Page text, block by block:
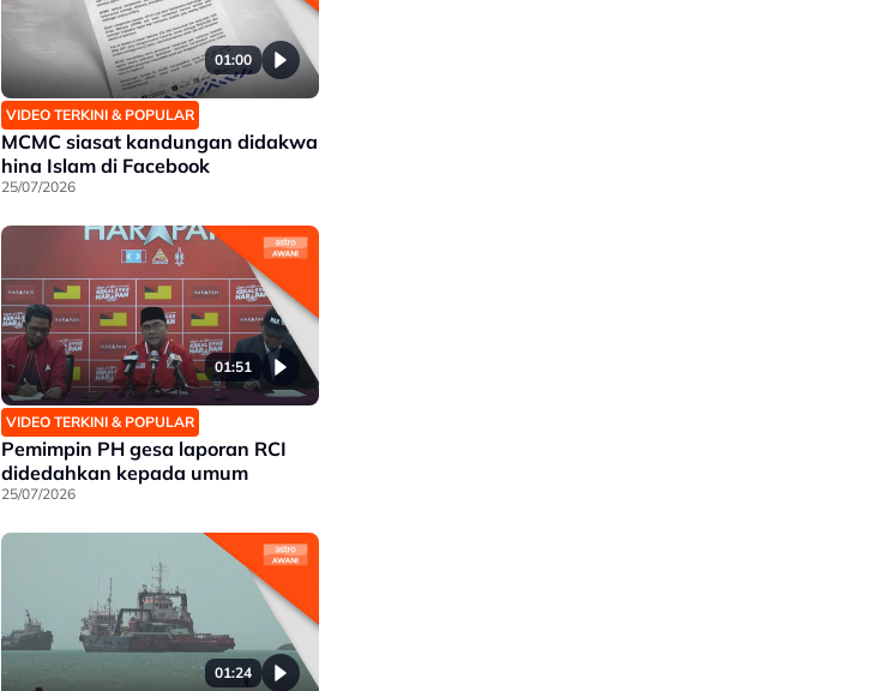
01:00
VIDEO TERKINI & POPULAR
MCMC siasat kandungan didakwa
hina Islam di Facebook
25/07/2026
01:51
VIDEO TERKINI & POPULAR
Pemimpin PH gesa laporan RCI
didedahkan kepada umum
25/07/2026
01:24